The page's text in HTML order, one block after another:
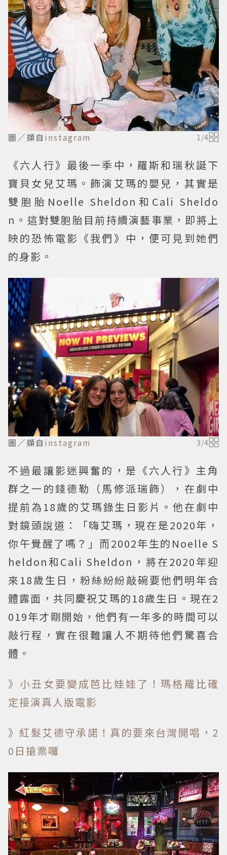
圖／擷自 instagram 1 /4
《六人行》最後一季中，羅斯和瑞秋誕下
寶貝女兒艾瑪。飾演艾瑪的嬰兒，其實是
雙胞胎Noelle Sheldon和Cali Sheldo
n。這對雙胞胎目前持續演藝事業，即將上
映的恐怖電影《我們》中，便可見到她們
的身影。
圖／擷自 instagram 3/4
不過最讓影迷興奮的，是《六人行》主角
群之一的錢德勒（馬修派瑞飾），在劇中
提前為18歲的艾瑪錄生日影片。他在劇中
對鏡頭說道：「嗨艾瑪，現在是2020年，
你午覺醒了嗎？」而2002年生的Noelle S
heldon和Cali Sheldon，將在2020年迎
來18歲生日，粉絲紛紛敲碗要他們明年合
體露面，共同慶祝艾瑪的18歲生日。現在2
019年才剛開始，他們有一年多的時間可以
敲行程，實在很難讓人不期待他們驚喜合
體。
》小丑女要變成芭比娃娃了！瑪格羅比確
定接演真人版電影
》紅髮艾德守承諾！真的要來台灣開唱，2
0日搶票囉